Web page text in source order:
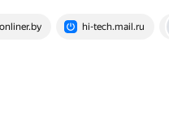
hi-tech.mail.ru